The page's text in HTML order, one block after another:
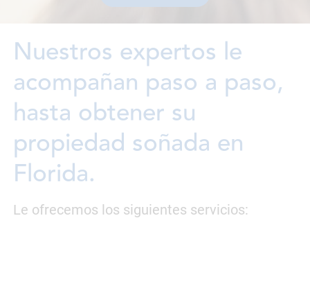
Nuestros expertos le
acompañan paso a paso,
hasta obtener su
propiedad soñada en
Florida.
Le ofrecemos los siguientes servicios: